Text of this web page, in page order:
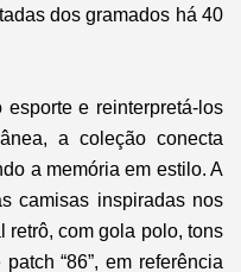
dos gramados há 40
e reinterpretá-los
a coleção conecta
a memória em estilo. A
camisas inspiradas nos
retrô, com gola polo, tons
“86”, em referência